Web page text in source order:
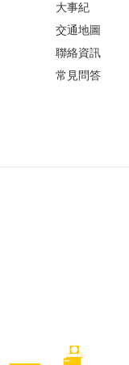
大事紀
交通地圖
聯絡資訊
常見問答